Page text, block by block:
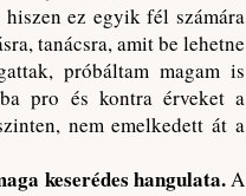
ez egyik fél számára
tanácsra, amit be lehetne
próbáltam magam is
pro és kontra érveket a
nem emelkedett át a
keserédes hangulata.A